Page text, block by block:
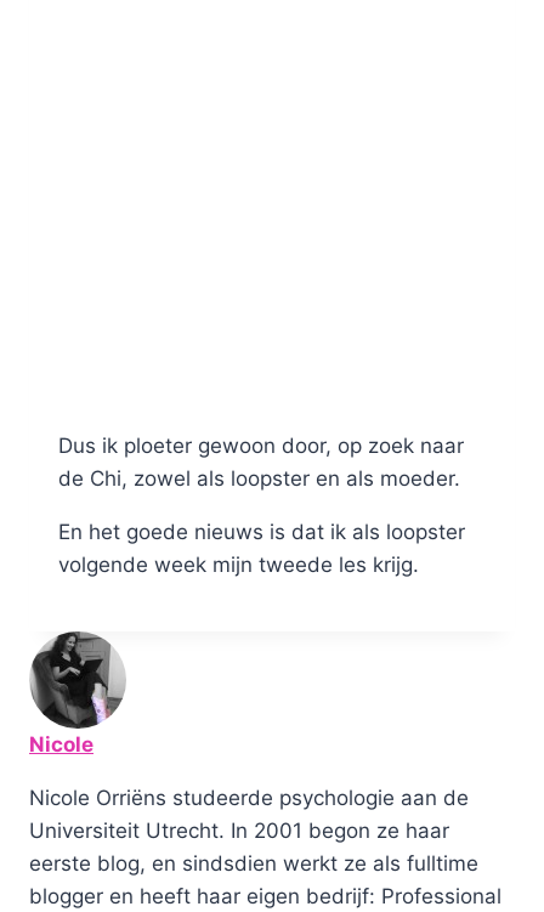
Dus ik ploeter gewoon door, op zoek naar
de Chi, zowel als loopster en als moeder.
En het goede nieuws is dat ik als loopster
volgende week mijn tweede les krijg.
Nicole
Nicole Orriëns studeerde psychologie aan de
Universiteit Utrecht. In 2001 begon ze haar
eerste blog, en sindsdien werkt ze als fulltime
blogger en heeft haar eigen bedrijf: Professional